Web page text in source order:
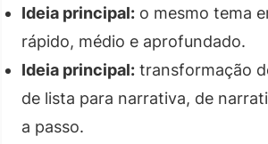
Ideia principal: o mesmo tema
rápido, médio e aprofundado.
Ideia principal: transformação
de lista para narrativa, de
a passo.